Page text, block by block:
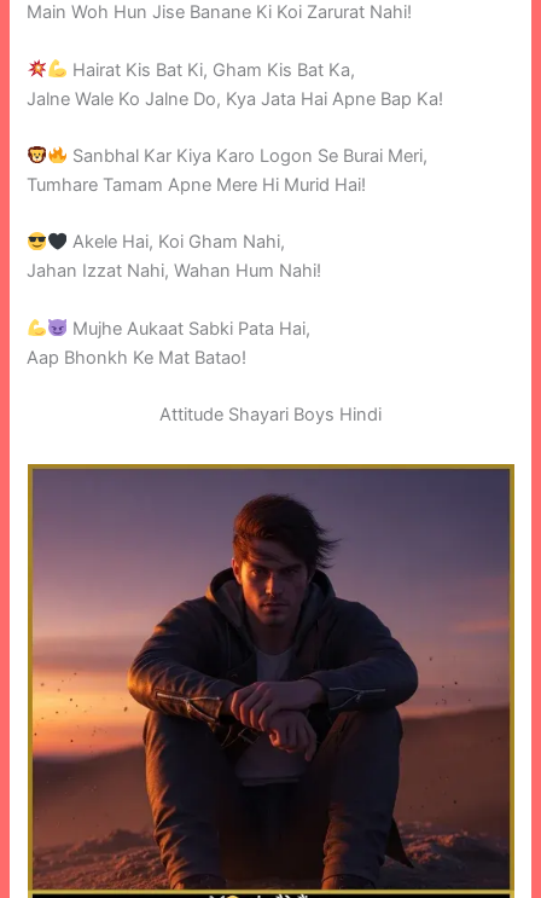
Main Woh Hun Jise Banane Ki Koi Zarurat Nahi!
Hairat Kis Bat Ki, Gham Kis Bat Ka,
Jalne Wale Ko Jalne Do, Kya Jata Hai Apne Bap Ka!
Sanbhal Kar Kiya Karo Logon Se Burai Meri,
Tumhare Tamam Apne Mere Hi Murid Hai!
Akele Hai, Koi Gham Nahi,
Jahan Izzat Nahi, Wahan Hum Nahi!
Mujhe Aukaat Sabki Pata Hai,
Aap Bhonkh Ke Mat Batao!
Attitude Shayari Boys Hindi